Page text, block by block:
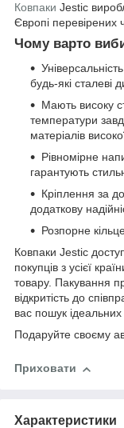
Ковпаки Jestic
Європі перевірених
Чому варто
будь-які сталеві
Мають високу
температури
матеріалів
Рівномірне
гарантують
Кріплення за
додаткову
Розпорне
Ковпаки Jestic
покупців з усієї
товару. Пакування
відкритість до
вас пошук ідеальних
Подаруйте своєму
Приховати
Характеристики